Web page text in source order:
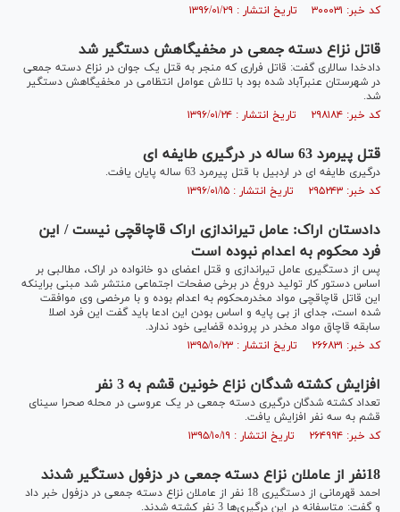
کد خبر: ۳۰۰۰۳۱ تاریخ انتشار : ۱۳۹۶/۰۱/۲۹
قاتل نزاع دسته جمعی در مخفیگاهش دستگیر شد
دادخدا سالاری گفت: قاتل فراری که منجر به قتل یک جوان در نزاع دسته جمعی
در شهرستان عنبرآباد شده بود با تلاش عوامل انتظامی در مخفیگاهش دستگیر
شد.
کد خبر: ۲۹۸۱۸۴ تاریخ انتشار : ۱۳۹۶/۰۱/۲۴
قتل پیرمرد 63 ساله در درگیری طایفه ای
درگیری طایفه ای در اردبیل با قتل پیرمرد 63 ساله پایان یافت.
کد خبر: ۲۹۵۲۴۳ تاریخ انتشار : ۱۳۹۶/۰۱/۱۵
دادستان اراک: عامل تیراندازی اراک قاچاقچی نیست / این
فرد محکوم به اعدام نبوده است
پس از دستگیری عامل تیراندازی و قتل اعضای دو خانواده در اراک، مطالبی بر
اساس دستور کار تولید دروغ در برخی صفحات اجتماعی منتشر شد مبنی براینکه
این قاتل قاچاقچی مواد مخدرمحکوم به اعدام بوده و با مرخصی وی موافقت
شده است، جدای از بی پایه و اساس بودن این ادعا باید گفت این فرد اصلا
سابقه قاچاق مواد مخدر در پرونده قضایی خود ندارد.
کد خبر: ۲۶۶۸۳۱ تاریخ انتشار : ۱۳۹۵/۱۰/۲۳
افزایش کشته شدگان نزاع خونین قشم به 3 نفر
تعداد کشته شدگان درگیری دسته جمعی در یک عروسی در محله صحرا سینای
قشم به سه نفر افزایش یافت.
کد خبر: ۲۶۴۹۹۴ تاریخ انتشار : ۱۳۹۵/۱۰/۱۹
18نفر از عاملان نزاع دسته جمعی در دزفول دستگیر شدند
احمد قهرمانی از دستگیری 18 نفر از عاملان نزاع دسته جمعی در دزفول خبر داد
و گفت: متاسفانه در این درگیری‌ها 3 نفر کشته شدند.